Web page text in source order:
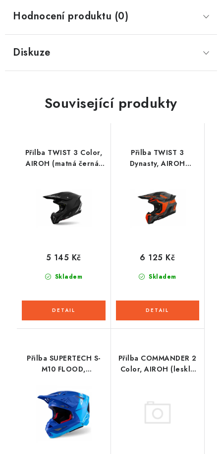
Hodnocení produktu (0)
Diskuze
Související produkty
Přilba TWIST 3 Color,
AIROH (matná černá)
Skladem
5 145 Kč
Přilba TWIST 3
Dynasty, AIROH
Skladem
6 125 Kč
Přilba SUPERTECH S-
M10 FLOOD,
perleť/světle modrá/
černá/carbon/matná/lesklá)
2026
Přilba COMMANDER 2
Color, AIROH (lesklá